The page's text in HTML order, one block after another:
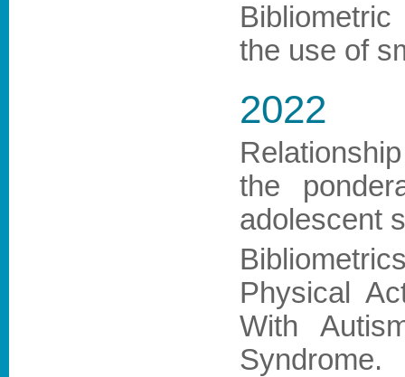
the use of
2022
the
adolescent
Physical
With
Syndrome.